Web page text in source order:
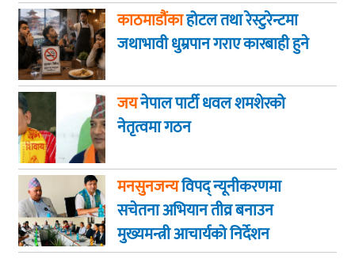
काठमाडौंकाहोटल तथा रेस्टुरेन्टमा
जथाभावी धुम्रपान गराए कारबाही हुने
जयनेपाल पार्टी धवल शमशेरको
नेतृत्वमा गठन
मनसुनजन्यविपद् न्यूनीकरणमा
सचेतना अभियान तीव्र बनाउन
मुख्यमन्त्री आचार्यको निर्देशन